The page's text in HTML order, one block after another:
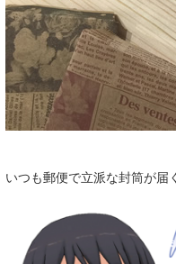
いつも郵便で立派な封筒が届